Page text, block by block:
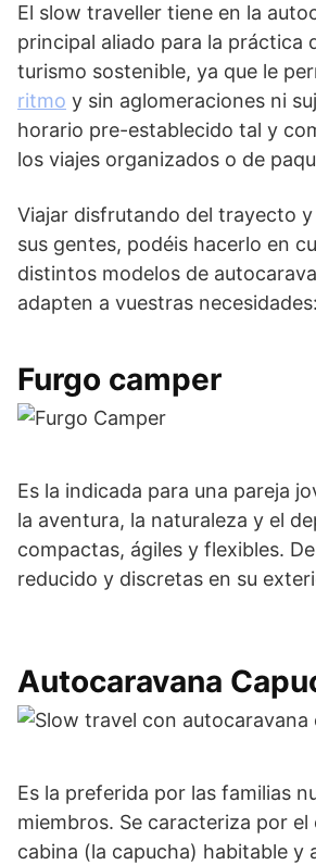
El slow traveller tiene en la
principal aliado para la práctica
turismo sostenible, ya que le
ritmo y sin aglomeraciones ni
horario pre-establecido tal y
los viajes organizados o de
Viajar disfrutando del trayecto
sus gentes, podéis hacerlo en
distintos modelos de
adapten a vuestras necesidades:
Furgo camper
Es la indicada para una pareja
la aventura, la naturaleza y el
compactas, ágiles y flexibles.
reducido y discretas en su
Autocaravana
Es la preferida por las familias
miembros. Se caracteriza por el
cabina (la capucha) habitable y